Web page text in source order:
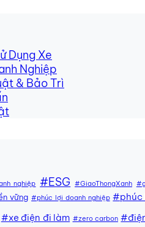
Dụng Xe
Nghiệp
& Bảo Trì
nghiệp #ESG #GiaoThongXanh
vững #phúc lợi doanh nghiệp #phúc
#xe điện đi làm #zero carbon